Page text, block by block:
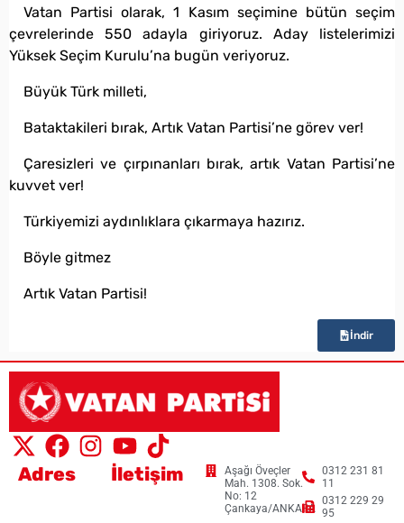
Vatan Partisi olarak, 1 Kasım seçimine bütün seçim
çevrelerinde 550 adayla giriyoruz. Aday listelerimizi
Yüksek Seçim Kurulu’na bugün veriyoruz.
Büyük Türk milleti,
Bataktakileri bırak, Artık Vatan Partisi’ne görev ver!
Çaresizleri ve çırpınanları bırak, artık Vatan Partisi’ne
kuvvet ver!
Türkiyemizi aydınlıklara çıkarmaya hazırız.
Böyle gitmez
Artık Vatan Partisi!
İndir
Adres
Aşağı Öveçler
Mah. 1308. Sok.
No: 12
Çankaya/ANKARA
İletişim
0312 231 81
11
0312 229 29
95